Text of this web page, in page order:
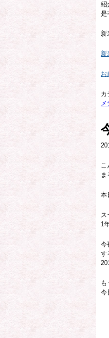
紹
是
新
新
お
カ
メ
こ
ま
本
ス
1
今
す
も
今